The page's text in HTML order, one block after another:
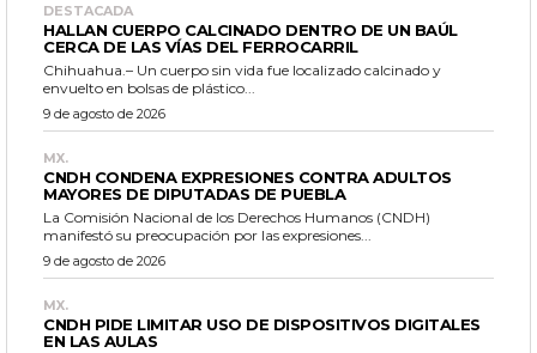
DESTACADA
HALLAN CUERPO CALCINADO DENTRO DE UN BAÚL
CERCA DE LAS VÍAS DEL FERROCARRIL
Chihuahua.– Un cuerpo sin vida fue localizado calcinado y
envuelto en bolsas de plástico...
9 de agosto de 2026
MX.
CNDH CONDENA EXPRESIONES CONTRA ADULTOS
MAYORES DE DIPUTADAS DE PUEBLA
La Comisión Nacional de los Derechos Humanos (CNDH)
manifestó su preocupación por las expresiones...
9 de agosto de 2026
MX.
CNDH PIDE LIMITAR USO DE DISPOSITIVOS DIGITALES
EN LAS AULAS